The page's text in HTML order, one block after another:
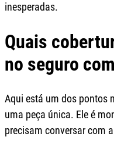
inesperadas.
Quais
no seguro
Aqui está um dos pontos
uma peça única. Ele é
precisam conversar com